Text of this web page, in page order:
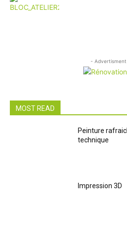
-
MOST READ
Peinture
technique
Impression 3D